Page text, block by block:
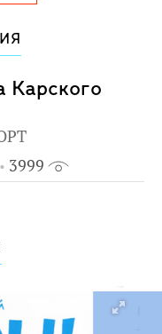
Карского
3999